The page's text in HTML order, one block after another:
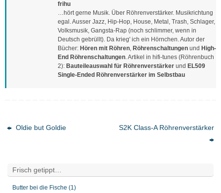
frihu
…hört gerne Musik. Über Röhrenverstärker. Musikrichtung
egal. Ausser Jazz, Hip-Hop, House, Metal, Trash, Schlager,
Volksmusik, Gangsta-Rap (noch schlimmer, wenn in
Deutsch gebrüllt). Da krieg' ich ein Hörnchen. Autor der
Bücher: Hören mit Röhren, Röhrenschaltungen und High-
End Röhrenschaltungen. Artikel in hifi-tunes (Röhrenbuch
2): Bauteileauswahl für Röhrenverstärker und EL509
Single-Ended Röhrenverstärker im Selbstbau
Oldie but Goldie S2K Class-A Röhrenverstärker
Frisch getippt…
Butter bei die Fische (1)